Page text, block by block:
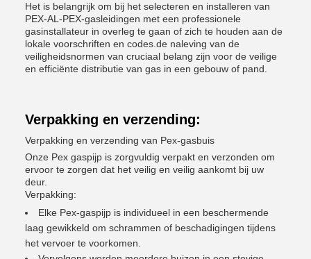
Het is belangrijk om bij het selecteren en installeren van
PEX-AL-PEX-gasleidingen met een professionele
gasinstallateur in overleg te gaan of zich te houden aan de
lokale voorschriften en codes.de naleving van de
veiligheidsnormen van cruciaal belang zijn voor de veilige
en efficiënte distributie van gas in een gebouw of pand.
Verpakking en verzending:
Verpakking en verzending van Pex-gasbuis
Onze Pex gaspijp is zorgvuldig verpakt en verzonden om
ervoor te zorgen dat het veilig en veilig aankomt bij uw
deur.
Verpakking:
Elke Pex-gaspijp is individueel in een beschermende
laag gewikkeld om schrammen of beschadigingen tijdens
het vervoer te voorkomen.